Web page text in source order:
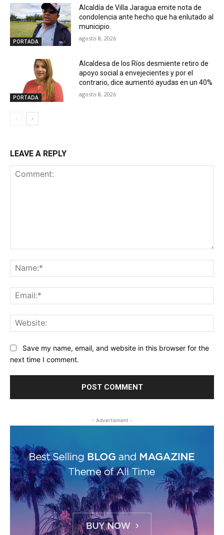
PORTADA
Alcaldía de Villa Jaragua emite nota de
condolencia ante hecho que ha enlutado al
municipio.
agosto 8, 2026
PORTADA
Alcaldesa de los Ríos desmiente retiro de
apoyo social a envejecientes y por el
contrario, dice aumentó ayudas en un 40%
agosto 8, 2026
LEAVE A REPLY
Save my name, email, and website in this browser for the
next time I comment.
- Advertisment -